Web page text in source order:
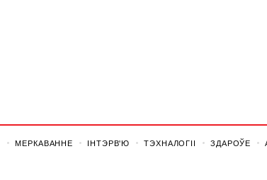
МЕРКАВАННЕ ІНТЭРВ'Ю ТЭХНАЛОГІІ ЗДАРОЎЕ